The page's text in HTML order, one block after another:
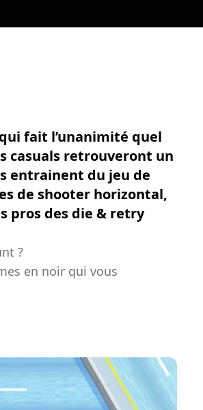
fait l’unanimité quel
casuals retrouveront un
entrainent du jeu de
de shooter horizontal,
pros des die & retry
?
en noir qui vous